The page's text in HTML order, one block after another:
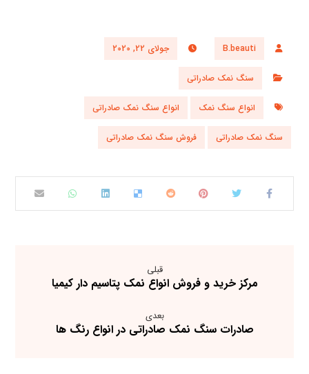
B.beauti جولای 22, 2020
سنگ نمک صادراتی
انواع سنگ نمک انواع سنگ نمک صادراتی
سنگ نمک صادراتی فروش سنگ نمک صادراتی
قبلی
مرکز خرید و فروش انواع نمک پتاسیم دار کیمیا
بعدی
صادرات سنگ نمک صادراتی در انواع رنگ ها